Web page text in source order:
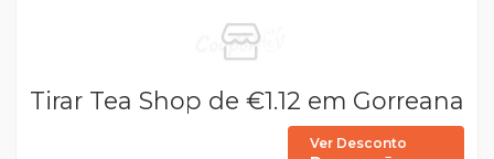
Tirar Tea Shop de €1.12 em Gorreana
Ver Desconto